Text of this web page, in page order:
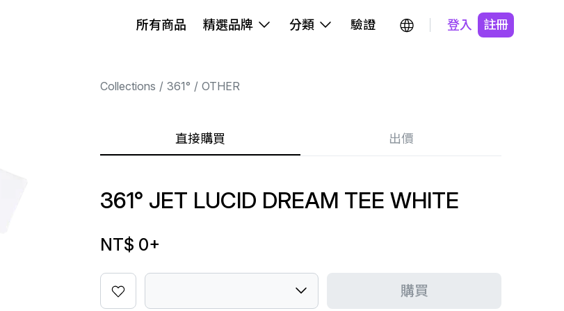
所有商品 精選品牌 分類 驗證 登入 註冊
Collections 361° OTHER
直接購買 出價
361° JET LUCID DREAM TEE WHITE
NT$ 0+
購買